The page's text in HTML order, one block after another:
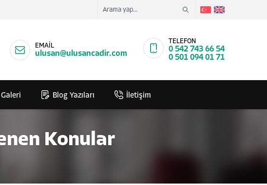
EMAİL
ulusan@ulusancadir.com
TELEFON
0 542 743 66 54
0 501 094 01 71
Blog Yazıları İletişim
Konular